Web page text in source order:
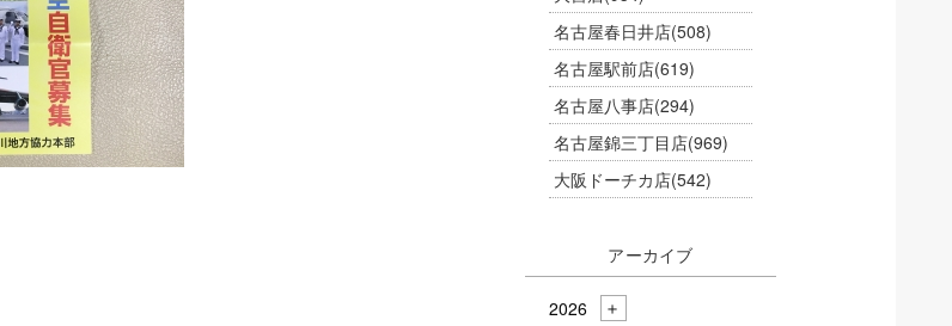
名古屋春日井店(508)
名古屋駅前店(619)
名古屋八事店(294)
名古屋錦三丁目店(969)
大阪ドーチカ店(542)
アーカイブ
2026